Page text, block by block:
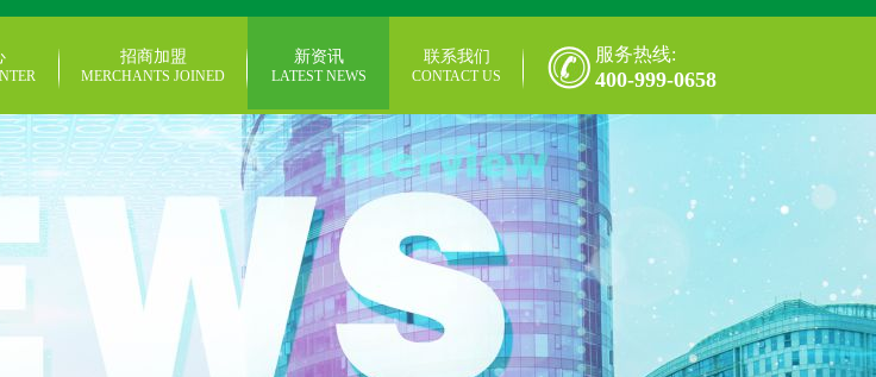
服务热线:
400-999-0658
招商加盟
MERCHANTS JOINED
新资讯
LATEST NEWS
联系我们
CONTACT US